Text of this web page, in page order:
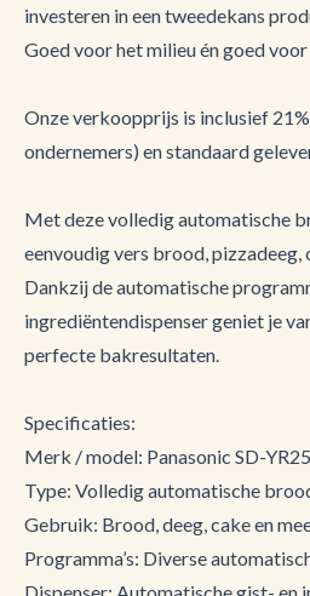
investeren in een tweedekans
Goed voor het milieu én goed
Onze verkoopprijs is inclusief
ondernemers) en standaard
Met deze volledig automatische
eenvoudig vers brood, pizzadeeg,
Dankzij de automatische
ingrediëntendispenser geniet je
perfecte bakresultaten.
Specificaties:
Merk / model: Panasonic SD-
Type: Volledig automatische
Gebruik: Brood, deeg, cake en
Programma’s: Diverse